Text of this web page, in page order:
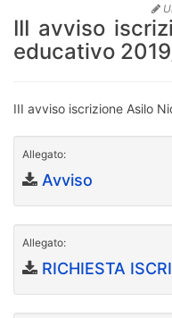
III avviso
educativo
III avviso iscrizione Asilo
Allegato:
Avviso
Allegato:
RICHIESTA